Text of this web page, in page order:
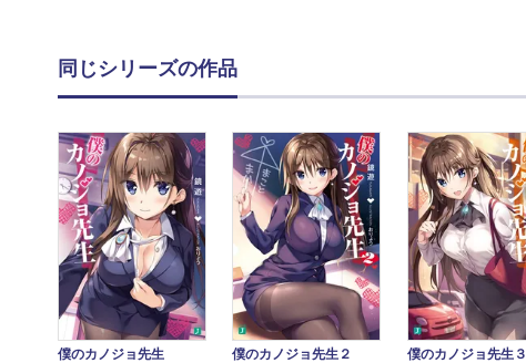
同じシリーズの作品
僕のカノジョ先生
僕のカノジョ先生２
僕のカノジョ先生３